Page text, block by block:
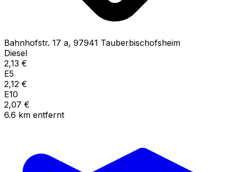
Bahnhofstr. 17 a, 97941 Tauberbischofsheim
Diesel
2,13 €
E5
2,12 €
E10
2,07 €
6.6 km entfernt